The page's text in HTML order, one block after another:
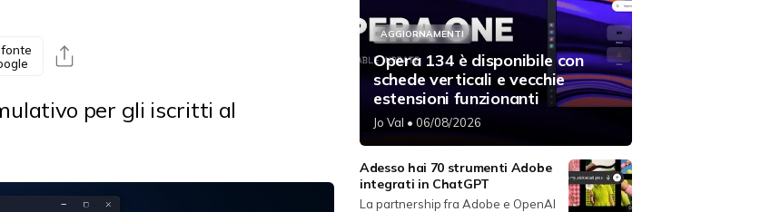
{{POSTS[3].LABEL}}
{{posts[3].title}}
{{POSTS[3].LABEL}}
{{posts[3].title}}
per gli iscritti al
AGGIORNAMENTI
Opera 134 è disponibile con
schede verticali e vecchie
estensioni funzionanti
Jo Val • 06/08/2026
Adesso hai 70 strumenti Adobe
integrati in ChatGPT
La partnership fra Adobe e OpenAI